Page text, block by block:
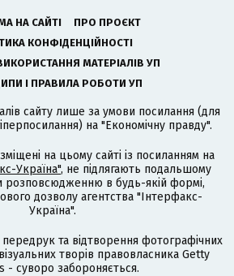
НА САЙТІ
ПРО ПРОЄКТ
КОНФІДЕНЦІЙНОСТІ
МАТЕРІАЛІВ УП
І ПРАВИЛА РОБОТИ УП
сайту лише за умови посилання (для
на "Економічну правду".
на цьому сайті із посиланням на
Україна", не підлягають подальшому
розповсюдженню в будь-якій формі,
дозволу агентства "Інтерфакс-
Україна".
та відтворення фотографічних
творів правовласника Getty
- суворо забороняється.